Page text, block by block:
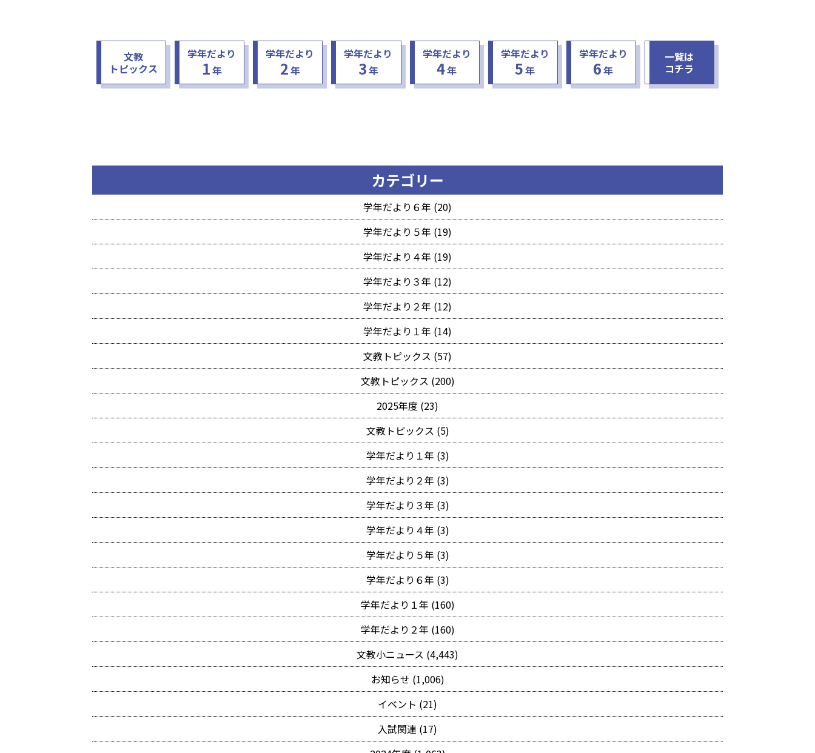
文教
トピックス
学年だより
1年
学年だより
2年
学年だより
3年
学年だより
4年
学年だより
5年
学年だより
6年
一覧は
コチラ
カテゴリー
学年だより６年 (20)
学年だより５年 (19)
学年だより４年 (19)
学年だより３年 (12)
学年だより２年 (12)
学年だより１年 (14)
文教トピックス (57)
文教トピックス (200)
2025年度 (23)
文教トピックス (5)
学年だより１年 (3)
学年だより２年 (3)
学年だより３年 (3)
学年だより４年 (3)
学年だより５年 (3)
学年だより６年 (3)
学年だより１年 (160)
学年だより２年 (160)
文教小ニュース (4,443)
お知らせ (1,006)
イベント (21)
入試関連 (17)